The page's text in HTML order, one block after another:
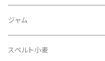
サルナシ
豆類
ジャム
スペルト小麦